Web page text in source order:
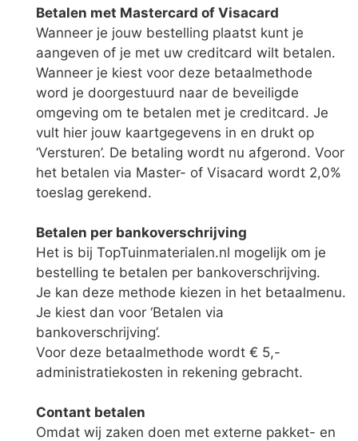
Betalen met Mastercard of Visacard
Wanneer je jouw bestelling plaatst kunt je
aangeven of je met uw creditcard wilt betalen.
Wanneer je kiest voor deze betaalmethode
word je doorgestuurd naar de beveiligde
omgeving om te betalen met je creditcard. Je
vult hier jouw kaartgegevens in en drukt op
‘Versturen’. De betaling wordt nu afgerond. Voor
het betalen via Master- of Visacard wordt 2,0%
toeslag gerekend.
Betalen per bankoverschrijving
Het is bij TopTuinmaterialen.nl mogelijk om je
bestelling te betalen per bankoverschrijving.
Je kan deze methode kiezen in het betaalmenu.
Je kiest dan voor ‘Betalen via
bankoverschrijving’.
Voor deze betaalmethode wordt € 5,-
administratiekosten in rekening gebracht.
Contant betalen
Omdat wij zaken doen met externe pakket- en